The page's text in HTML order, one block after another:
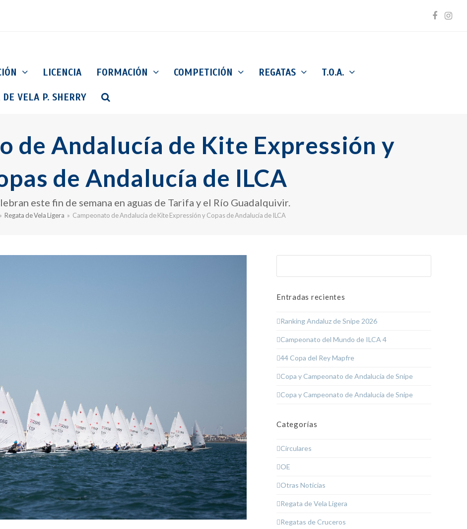
LICENCIA FORMACIÓN COMPETICIÓN REGATAS T.O.A.
DE VELA P. SHERRY
de Andalucía de Kite Expressión y
de Andalucía de ILCA
este fin de semana en aguas de Tarifa y el Río Guadalquivir.
» Regata de Vela Ligera » Campeonato de Andalucía de Kite Expressión y Copas de Andalucía de ILCA
Entradas recientes
Ranking Andaluz de Snipe 2026
Campeonato del Mundo de ILCA 4
44 Copa del Rey Mapfre
Copa y Campeonato de Andalucía de Snipe
Copa y Campeonato de Andalucía de Snipe
Categorías
Circulares
OE
Otras Noticias
Regata de Vela Ligera
Regatas de Cruceros